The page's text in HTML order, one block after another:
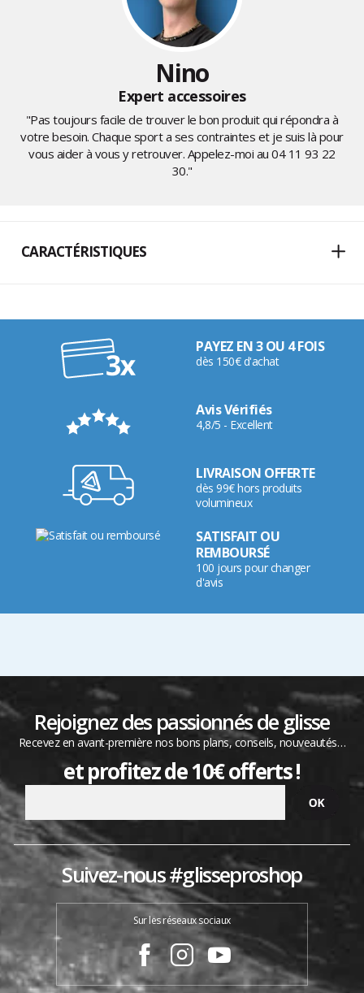
Nino
Expert accessoires
"Pas toujours facile de trouver le bon produit qui répondra à
votre besoin. Chaque sport a ses contraintes et je suis là pour
vous aider à vous y retrouver. Appelez-moi au04 11 93 22
30."
CARACTÉRISTIQUES
PAYEZ EN 3 OU 4 FOIS
dès 150€ d'achat
Avis Vérifiés
4,8/5 - Excellent
LIVRAISON OFFERTE
dès 99€ hors produits
volumineux
SATISFAIT OU
REMBOURSÉ
100 jours pour changer
d'avis
Rejoignez des passionnés de glisse
Recevez en avant-première nos bons plans, conseils, nouveautés…
et profitez de 10€ offerts !
Suivez-nous #glisseproshop
Sur les réseaux sociaux